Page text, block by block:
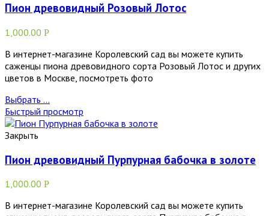
Пион древовидный Розовый Лотос
1,000.00 Р
В интернет-магазине Королевский сад вы можете купить
саженцы пиона древовидного сорта Розовый Лотос и других
цветов в Москве, посмотреть фото
Выбрать ...
Быстрый просмотр
Закрыть
Пион древовидный Пурпурная бабочка в золоте
1,000.00 Р
В интернет-магазине Королевский сад вы можете купить